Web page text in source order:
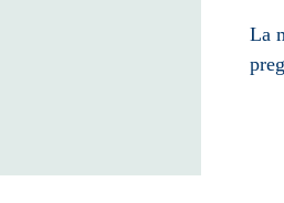
La
preg